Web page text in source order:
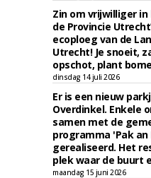
Zin om vrijwilliger
de Provincie
ecoploeg van de
Utrecht! Je snoeit,
opschot, plant
dinsdag 14 juli 2026
Er is een nieuw
Overdinkel. Enkele
samen met de
programma 'Pak
gerealiseerd. Het
plek waar de buurt
maandag 15 juni 2026